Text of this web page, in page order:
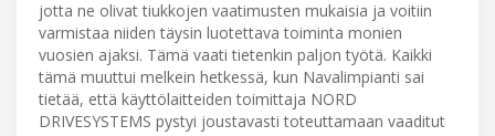
jotta ne olivat tiukkojen vaatimusten mukaisia ja voitiin
varmistaa niiden täysin luotettava toiminta monien
vuosien ajaksi. Tämä vaati tietenkin paljon työtä. Kaikki
tämä muuttui melkein hetkessä, kun Navalimpianti sai
tietää, että käyttölaitteiden toimittaja NORD
DRIVESYSTEMS pystyi joustavasti toteuttamaan vaaditut